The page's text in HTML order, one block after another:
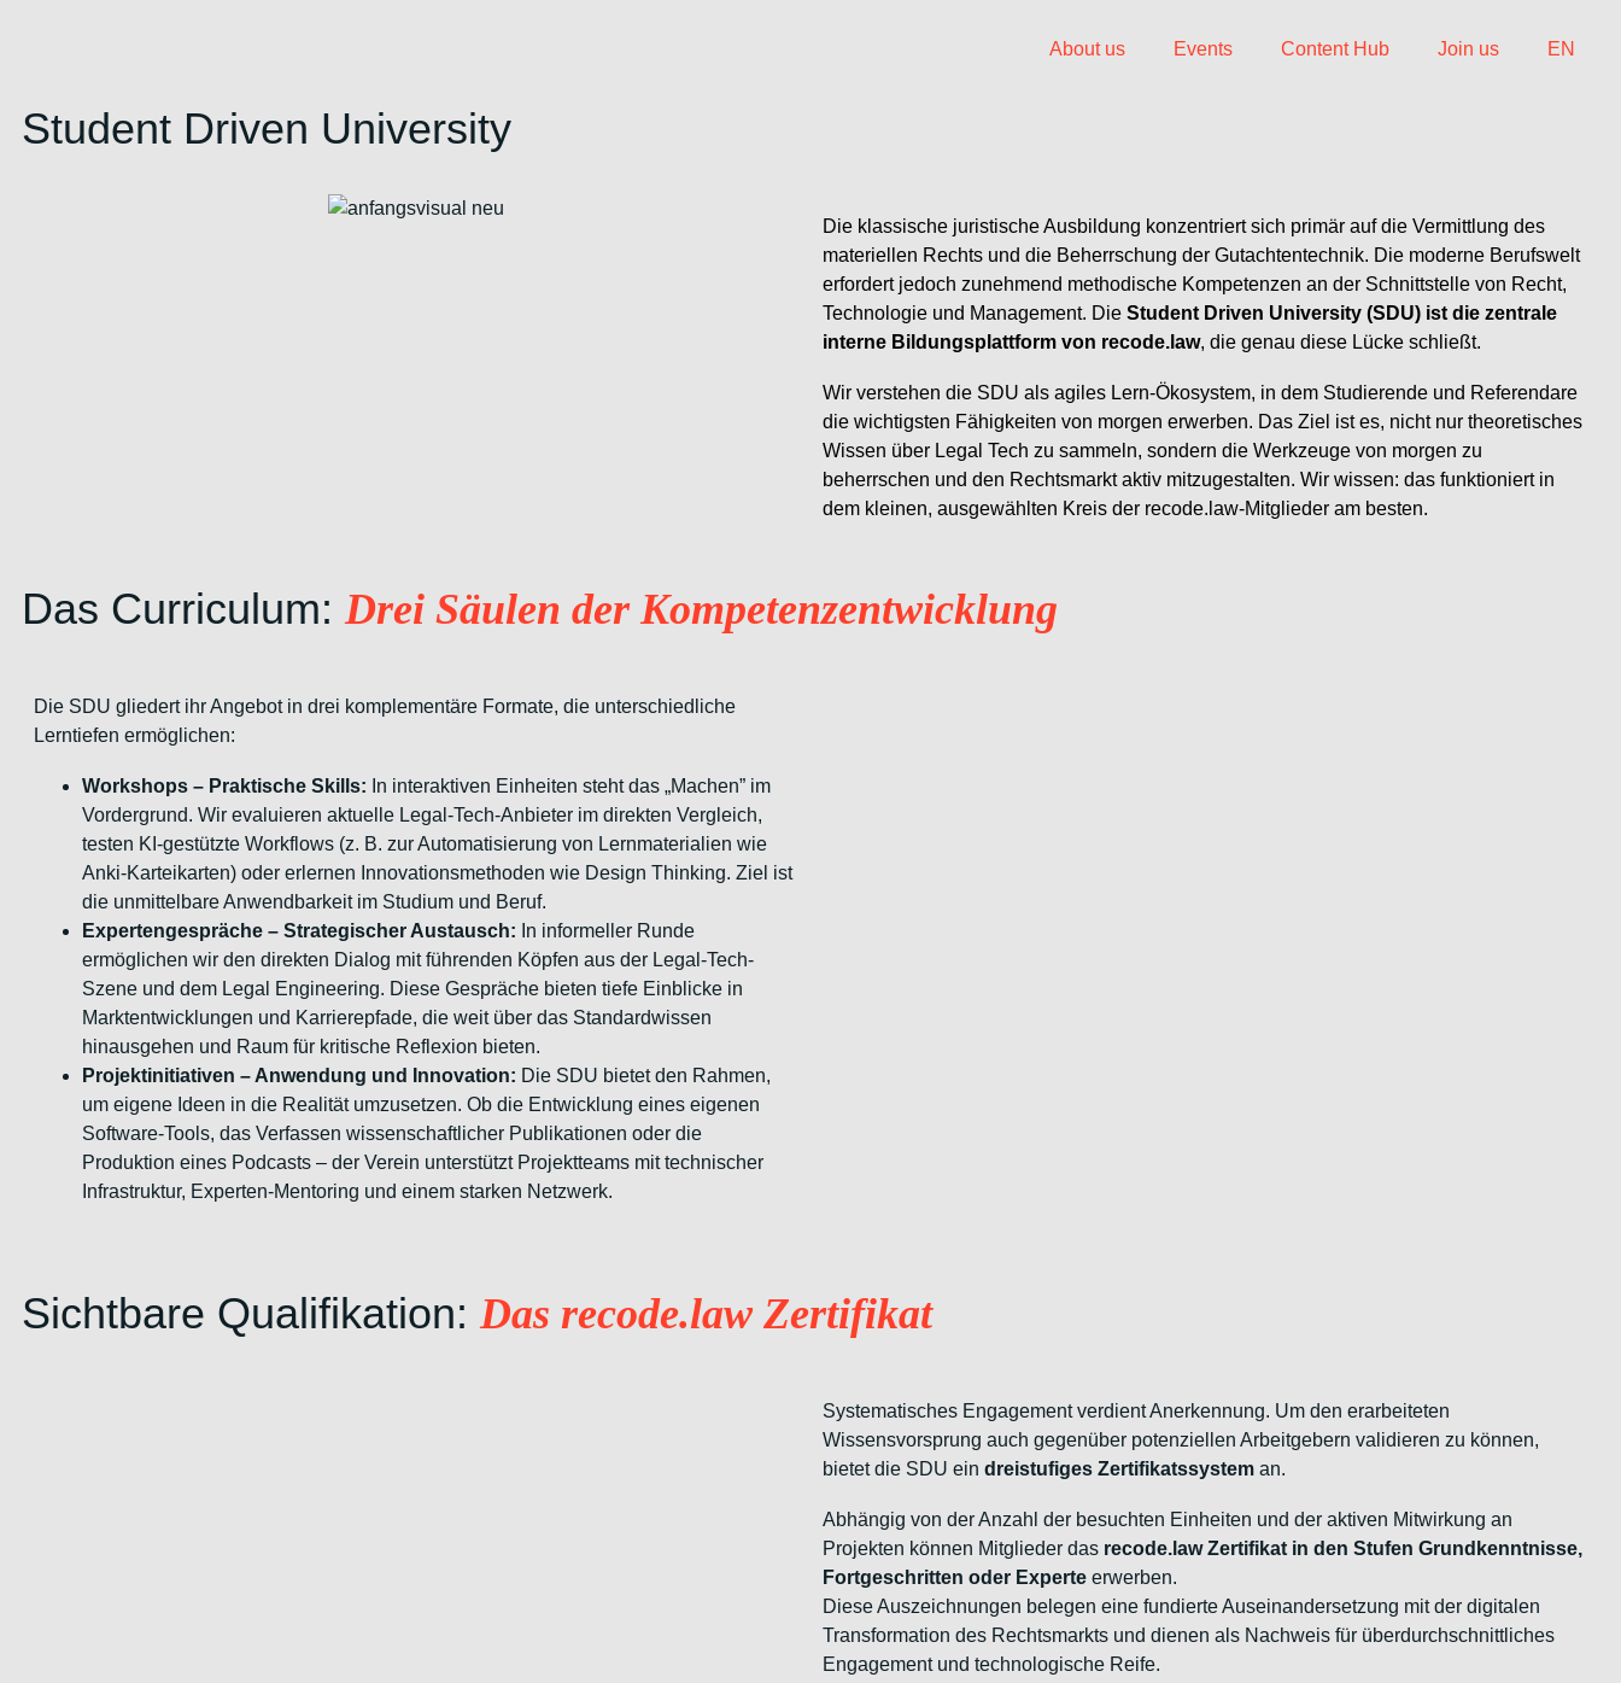
About us Events Content Hub Join us EN
Student Driven University
Die klassische juristische Ausbildung konzentriert sich primär auf die Vermittlung des
materiellen Rechts und die Beherrschung der Gutachtentechnik. Die moderne Berufswelt
erfordert jedoch zunehmend methodische Kompetenzen an der Schnittstelle von Recht,
Technologie und Management. Die Student Driven University (SDU) ist die zentrale
interne Bildungsplattform von recode.law, die genau diese Lücke schließt.
Wir verstehen die SDU als agiles Lern-Ökosystem, in dem Studierende und Referendare
die wichtigsten Fähigkeiten von morgen erwerben. Das Ziel ist es, nicht nur theoretisches
Wissen über Legal Tech zu sammeln, sondern die Werkzeuge von morgen zu
beherrschen und den Rechtsmarkt aktiv mitzugestalten. Wir wissen: das funktioniert in
dem kleinen, ausgewählten Kreis der recode.law-Mitglieder am besten.
Das Curriculum: Drei Säulen der Kompetenzentwicklung​​
Die SDU gliedert ihr Angebot in drei komplementäre Formate, die unterschiedliche
Lerntiefen ermöglichen:
Workshops – Praktische Skills: In interaktiven Einheiten steht das „Machen” im
Vordergrund. Wir evaluieren aktuelle Legal-Tech-Anbieter im direkten Vergleich,
testen KI-gestützte Workflows (z. B. zur Automatisierung von Lernmaterialien wie
Anki-Karteikarten) oder erlernen Innovationsmethoden wie Design Thinking. Ziel ist
die unmittelbare Anwendbarkeit im Studium und Beruf.
Expertengespräche – Strategischer Austausch: In informeller Runde
ermöglichen wir den direkten Dialog mit führenden Köpfen aus der Legal-Tech-
Szene und dem Legal Engineering. Diese Gespräche bieten tiefe Einblicke in
Marktentwicklungen und Karrierepfade, die weit über das Standardwissen
hinausgehen und Raum für kritische Reflexion bieten.
Projektinitiativen – Anwendung und Innovation: Die SDU bietet den Rahmen,
um eigene Ideen in die Realität umzusetzen. Ob die Entwicklung eines eigenen
Software-Tools, das Verfassen wissenschaftlicher Publikationen oder die
Produktion eines Podcasts – der Verein unterstützt Projektteams mit technischer
Infrastruktur, Experten-Mentoring und einem starken Netzwerk.
Sichtbare Qualifikation: Das recode.law Zertifikat​
Systematisches Engagement verdient Anerkennung. Um den erarbeiteten
Wissensvorsprung auch gegenüber potenziellen Arbeitgebern validieren zu können,
bietet die SDU ein dreistufiges Zertifikatssystem an.
Abhängig von der Anzahl der besuchten Einheiten und der aktiven Mitwirkung an
Projekten können Mitglieder das recode.law Zertifikat in den Stufen Grundkenntnisse,
Fortgeschritten oder Experte erwerben.
Diese Auszeichnungen belegen eine fundierte Auseinandersetzung mit der digitalen
Transformation des Rechtsmarkts und dienen als Nachweis für überdurchschnittliches
Engagement und technologische Reife.